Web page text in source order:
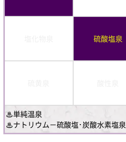
硫酸塩泉
♨単純温泉
♨ナトリウム－硫酸塩･炭酸水素塩泉